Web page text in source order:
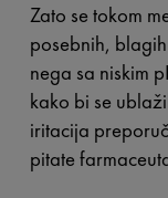
Zato se tokom
posebnih,
nega sa niskim
kako bi se
iritacija
pitate